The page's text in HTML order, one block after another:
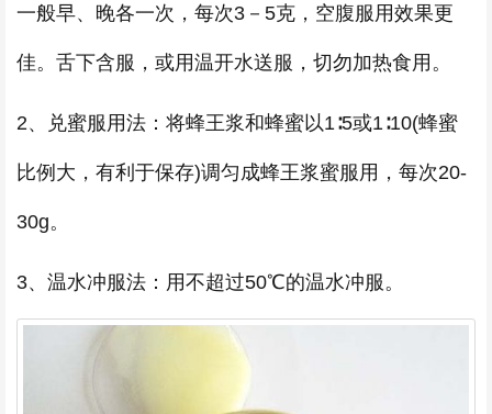
一般早、晚各一次，每次3－5克，空腹服用效果更
佳。舌下含服，或用温开水送服，切勿加热食用。
2、兑蜜服用法：将蜂王浆和蜂蜜以1∶5或1∶10(蜂蜜
比例大，有利于保存)调匀成蜂王浆蜜服用，每次20-
30g。
3、温水冲服法：用不超过50℃的温水冲服。